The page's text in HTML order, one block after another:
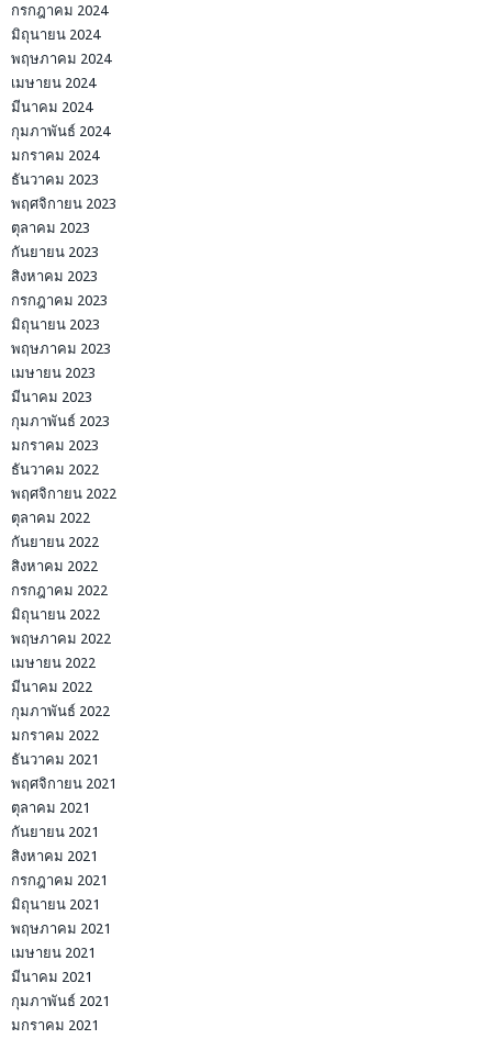
กรกฎาคม 2024
มิถุนายน 2024
พฤษภาคม 2024
เมษายน 2024
มีนาคม 2024
กุมภาพันธ์ 2024
มกราคม 2024
ธันวาคม 2023
พฤศจิกายน 2023
ตุลาคม 2023
กันยายน 2023
สิงหาคม 2023
กรกฎาคม 2023
มิถุนายน 2023
พฤษภาคม 2023
เมษายน 2023
มีนาคม 2023
กุมภาพันธ์ 2023
มกราคม 2023
ธันวาคม 2022
พฤศจิกายน 2022
ตุลาคม 2022
กันยายน 2022
สิงหาคม 2022
กรกฎาคม 2022
มิถุนายน 2022
พฤษภาคม 2022
เมษายน 2022
มีนาคม 2022
กุมภาพันธ์ 2022
มกราคม 2022
ธันวาคม 2021
พฤศจิกายน 2021
ตุลาคม 2021
กันยายน 2021
สิงหาคม 2021
กรกฎาคม 2021
มิถุนายน 2021
พฤษภาคม 2021
เมษายน 2021
มีนาคม 2021
กุมภาพันธ์ 2021
มกราคม 2021